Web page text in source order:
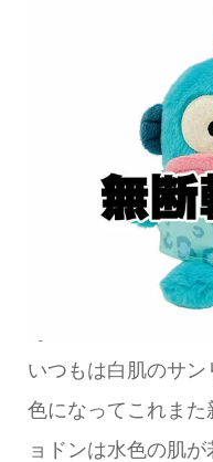
いつもは白肌のサ
色になってこれま
ョドンは水色の肌